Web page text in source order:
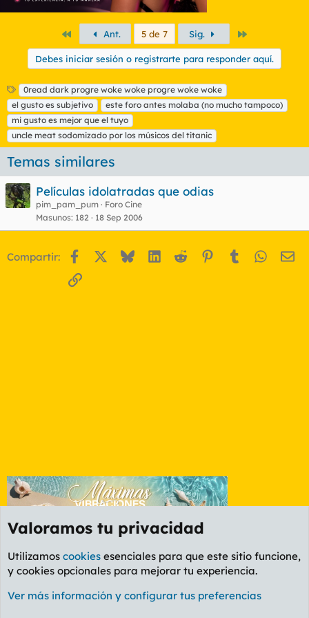
PrimeroAnt. 5 de 7 Sig.
Debes iniciar sesión o registrarte para responder aquí.
E
t
i
q
u
e
t
a
s
0read dark progre woke woke progre woke woke
el gusto es subjetivo
este foro antes molaba (no mucho tampoco)
mi gusto es mejor que el tuyo
uncle meat sodomizado por los músicos del titanic
Temas similares
Películas idolatradas que odias
pim_pam_pum
Foro Cine
Masunos 182 18 Sep 2006
Compartir: Facebook BlueskyLinkedIn
Reddit Pinterest
Tumblr
Enlace
Foro Cine
Cookies
PL OLDSTYLE AMARILLO
Valoramos tu privacidad
Utilizamos cookies esenciales para que este sitio funcione,
y cookies opcionales para mejorar tu experiencia.
Ver más información y configurar tus preferencias